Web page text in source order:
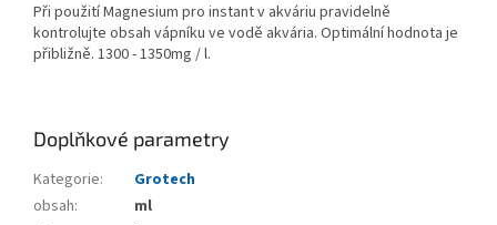
Při použití Magnesium pro instant v akváriu pravidelně
kontrolujte obsah vápníku ve vodě akvária. Optimální hodnota je
přibližně. 1300 - 1350mg / l.
Doplňkové parametry
Kategorie:
Grotech
obsah:
ml